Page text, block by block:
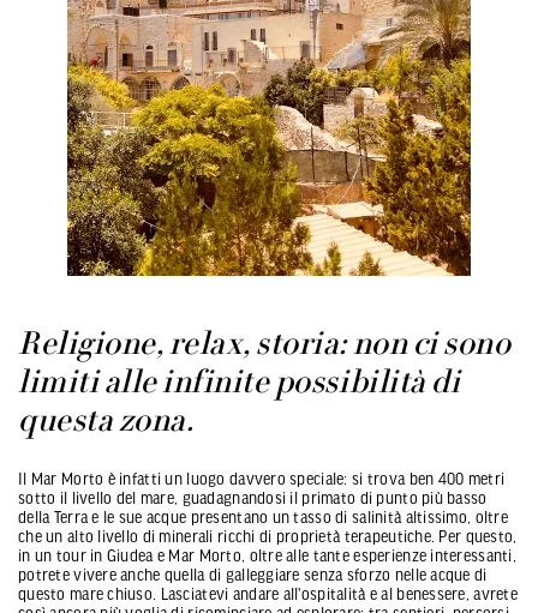
Religione, relax, storia: non ci sono
limiti alle infinite possibilità di
questa zona.
Il Mar Morto è infatti un luogo davvero speciale: si trova ben 400 metri
sotto il livello del mare, guadagnandosi il primato di punto più basso
della Terra e le sue acque presentano un tasso di salinità altissimo, oltre
che un alto livello di minerali ricchi di proprietà terapeutiche. Per questo,
in un tour in Giudea e Mar Morto, oltre alle tante esperienze interessanti,
potrete vivere anche quella di galleggiare senza sforzo nelle acque di
questo mare chiuso. Lasciatevi andare all'ospitalità e al benessere, avrete